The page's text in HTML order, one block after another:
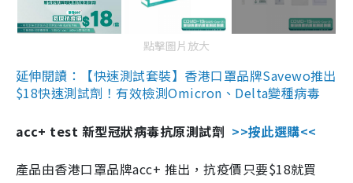
點擊圖片放大
延伸閱讀：【快速測試套裝】香港口罩品牌Savewo推出
$18快速測試劑！有效檢測Omicron、Delta變種病毒
acc+ test 新型冠狀病毒抗原測試劑 >>按此選購<<
產品由香港口罩品牌acc+ 推出，抗疫價只要$18就買